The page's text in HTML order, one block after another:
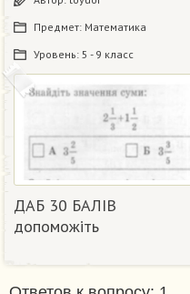
Предмет: Математика
Уровень: 5 - 9 класс
ДАБ 30 БАЛІВ
допоможіть ​